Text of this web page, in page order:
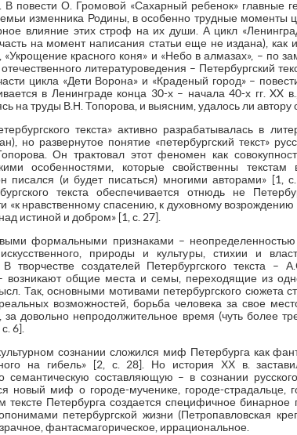
повести О. Громовой «Сахарный ребенок» главные
изменника Родины, в особенно трудные моменты
влияние этих строф на их души. А цикл
на момент написания статьи еще не издана), как
«Укрощение красного коня» и «Небо в алмазах», – по
литературоведения – Петербургский
цикла «Дети Ворона» и «Краденый город» –
в Ленинграде конца 30-х – начала 40-х гг. XX
на труды В.Н. Топорова, и выясним, удалось ли
текста» активно разрабатывалась в
но развернутое понятие «петербургский текст»
Он трактовал этот феномен как
особенностями, которые свойственны
писался (и будет писаться) многими авторами» [1,
текста обеспечивается отнюдь не
нравственному спасению, к духовному возрождению
истиной и добром» [1, с. 27].
формальными признаками –
природы и культуры, стихии и
творчестве создателей Петербургского текста
возникают общие места и семы, переходящие из
Так, основными мотивами петербургского сюжета
возможностей, борьба человека за свое
довольно непродолжительное время (чуть более
6].
сознании сложился миф Петербурга как
на гибель» [2, с. 28]. Но история ХХ в.
семантическую составляющую – в сознании
новый миф о городе-мученике, городе-страдальце,
Петербурга создается специфичное бинарное
петербургской жизни (Петропавловская
фантасмагорическое, иррациональное.